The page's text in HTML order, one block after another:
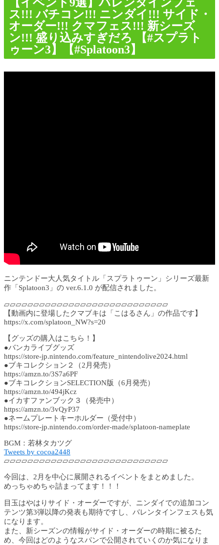
【イベント9選】バレンタインフェ
ス!!! バチコン!!! ニンダイ!!! サイド・
オーダー!!! クマフェス!!! 新シーズ
ン!!! 盛り込みすぎだろ 【#スプラト
ゥーン3】【#Splatoon3】
ニンテンドー大人気タイトル「スプラトゥーン」シリーズ最新
作「Splatoon3」の ver.6.1.0 が配信されました。
▱▱▱▱▱▱▱▱▱▱▱▱▱▱▱▱▱▱▱▱▱▱▱▱▱▱▱▱
【動画内に登場したクマブキは「こはるさん」の作品です】
https://x.com/splatoon_NW?s=20
【グッズの購入はこちら！】
●バンカライブグッズ
https://store-jp.nintendo.com/feature_nintendolive2024.html
●ブキコレクション２（2月発売）
https://amzn.to/3S7a6PF
●ブキコレクションSELECTION版（6月発売）
https://amzn.to/494jKcz
●イカすファンブック３（発売中）
https://amzn.to/3vQyP37
●ネームプレートキーホルダー（受付中）
https://store-jp.nintendo.com/order-made/splatoon-nameplate
BGM：若林タカツグ
Tweets by cocoa2448
▱▱▱▱▱▱▱▱▱▱▱▱▱▱▱▱▱▱▱▱▱▱▱▱▱▱▱▱
今回は、2月を中心に展開されるイベントをまとめました。
めっちゃめちゃ詰まってます！！！
目玉はやはりサイド・オーダーですが、ニンダイでの追加コン
テンツ第3弾以降の発表も期待ですし、バレンタインフェスも気
になります。
また、新シーズンの情報がサイド・オーダーの時期に被るた
め、今回はどのようなスパンで公開されていくのか気になりま